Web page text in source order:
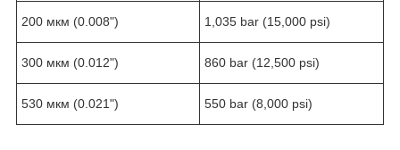
200 мкм (0.008") 1,035 bar (15,000 psi)
300 мкм (0.012") 860 bar (12,500 psi)
530 мкм (0.021") 550 bar (8,000 psi)